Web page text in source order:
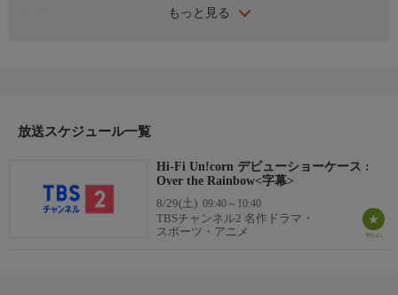
もっと見る
るジョン・ヨンファ（CNBLUE）がゲスト出演。Hi-Fi Un!cornが
全1話
放送スケジュール一覧
Hi-Fi Un!corn デビューショーケース :
Over the Rainbow<字幕>
8/29(土) 09:40～10:40
TBSチャンネル2 名作ドラマ・
スポーツ・アニメ